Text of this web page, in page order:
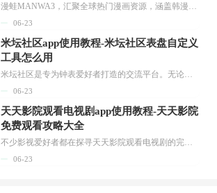
漫蛙MANWA3，汇聚全球热门漫画资源，涵盖韩漫、欧美漫画、国漫等多种类型，题材丰富多样，全方位满足用户阅读喜好。它不仅是阅读平台，更是创作平台，为广大用户打造零门槛创作环境。...
06-23
米坛社区app使用教程-米坛社区表盘自定义
工具怎么用
米坛社区是专为钟表爱好者打造的交流平台。无论你是初涉钟表领域的普通爱好者，还是拥有多年收藏经验的资深玩家，都能在此找到属于自己的天地。 无需注册，就能轻松参与其中。通过专业的讨论论坛与丰富的交互功能，你可与世界各地的钟表爱好者畅快交流。若你钟情于钟表，米坛社区无疑是值得一试的理想之选。在这里，你能获取最新的手表资讯，交流见解，提升鉴赏品味，让每一块手表都成为收藏故事中重要的一部分。感兴趣的朋友，不要错过下载机会。...
06-23
天天影院观看电视剧app使用教程-天天影院
免费观看攻略大全
不少影视爱好者都在探寻天天影院观看电视剧的完整方法，结合最新平台使用规则，本篇新手入门攻略全面讲解观看渠道、检索流程、播放设置以及画面模式调整等实用内容。全文适配手机、电脑等主流设备，步骤简洁易懂，无论是初次使用的新手，还是想要优化观影体验的用户，都能参照内容快速上手，熟练掌握平台各项操作技巧，轻松畅享影视内容。...
06-23